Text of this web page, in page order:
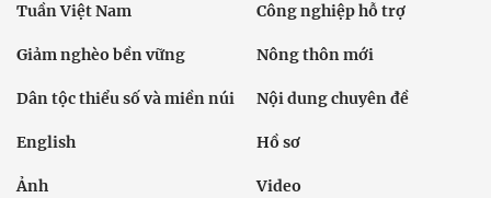
Tuần Việt Nam Công nghiệp hỗ trợ
Giảm nghèo bền vững Nông thôn mới
Dân tộc thiểu số và miền núi Nội dung chuyên đề
English Hồ sơ
Ảnh Video